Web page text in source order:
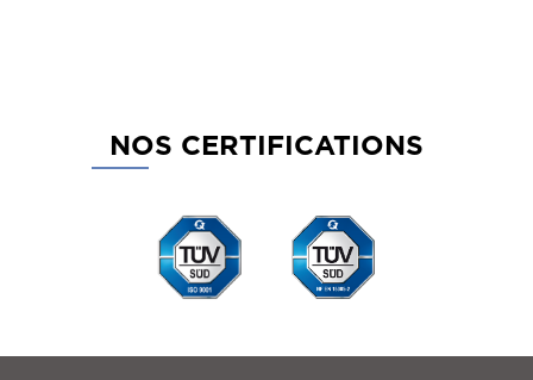
NOS CERTIFICATIONS